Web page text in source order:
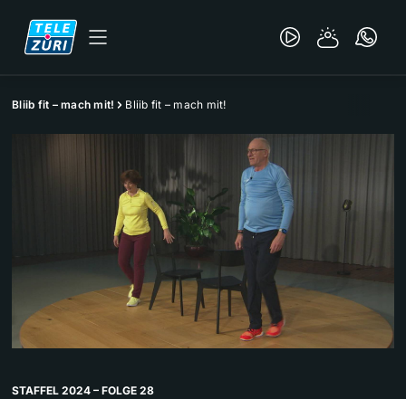
Bliib fit – mach mit! Bliib fit – mach mit!
STAFFEL 2024 – FOLGE 28